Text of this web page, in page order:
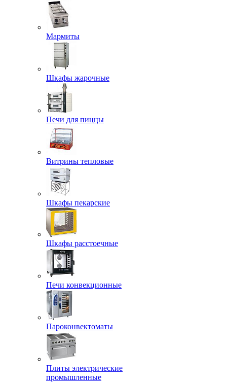
Мармиты
Шкафы жарочные
Печи для пиццы
Витрины тепловые
Шкафы пекарские
Шкафы расстоечные
Печи конвекционные
Пароконвектоматы
Плиты электрические
промышленные